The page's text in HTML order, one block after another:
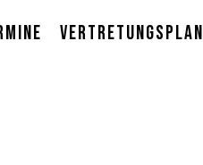
Vertretungsplan